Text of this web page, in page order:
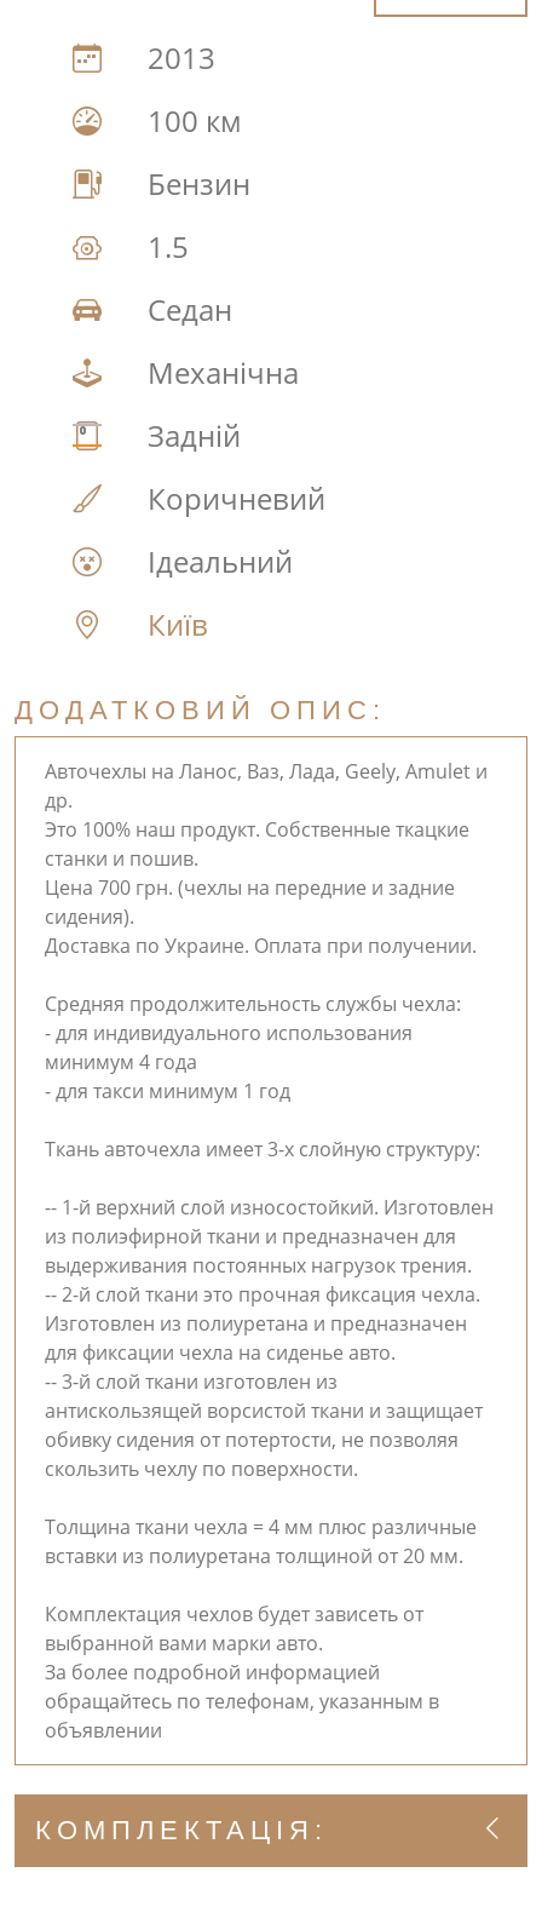
2013
100 км
Бензин
1.5
Седан
Механічна
Задній
Коричневий
Ідеальний
Київ
ДОДАТКОВИЙ ОПИС:
Авточехлы на Ланос, Ваз, Лада, Geely, Amulet и
др.
Это 100% наш продукт. Собственные ткацкие
станки и пошив.
Цена 700 грн. (чехлы на передние и задние
сидения).
Доставка по Украине. Оплата при получении.
Средняя продолжительность службы чехла:
- для индивидуального использования
минимум 4 года
- для такси минимум 1 год
Ткань авточехла имеет 3-х слойную структуру:
-- 1-й верхний слой износостойкий. Изготовлен
из полиэфирной ткани и предназначен для
выдерживания постоянных нагрузок трения.
-- 2-й слой ткани это прочная фиксация чехла.
Изготовлен из полиуретана и предназначен
для фиксации чехла на сиденье авто.
-- 3-й слой ткани изготовлен из
антискользящей ворсистой ткани и защищает
обивку сидения от потертости, не позволяя
скользить чехлу по поверхности.
Толщина ткани чехла = 4 мм плюс различные
вставки из полиуретана толщиной от 20 мм.
Комплектация чехлов будет зависеть от
выбранной вами марки авто.
За более подробной информацией
обращайтесь по телефонам, указанным в
объявлении
КОМПЛЕКТАЦІЯ: